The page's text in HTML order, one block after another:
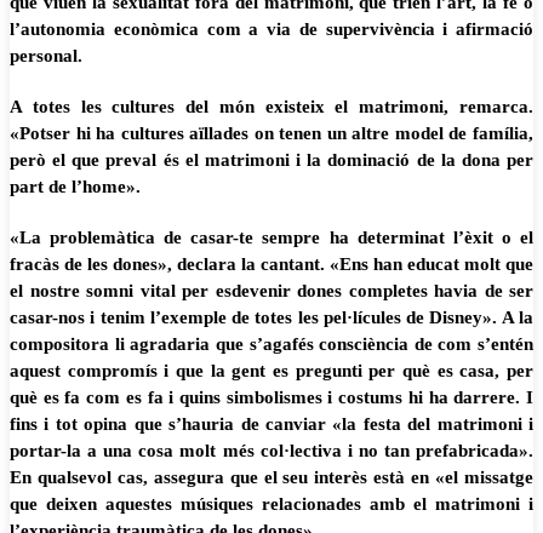
l’autonomia econòmica com a via de supervivència i afirmació
personal.
A totes les cultures del món existeix el matrimoni, remarca.
«Potser hi ha cultures aïllades on tenen un altre model de família,
però el que preval és el matrimoni i la dominació de la dona per
part de l’home».
«La problemàtica de casar-te sempre ha determinat l’èxit o el
fracàs de les dones», declara la cantant. «Ens han educat molt que
el nostre somni vital per esdevenir dones completes havia de ser
casar-nos i tenim l’exemple de totes les pel·lícules de Disney». A la
compositora li agradaria que s’agafés consciència de com s’entén
aquest compromís i que la gent es pregunti per què es casa, per
què es fa com es fa i quins simbolismes i costums hi ha darrere. I
fins i tot opina que s’hauria de canviar «la festa del matrimoni i
portar-la a una cosa molt més col·lectiva i no tan prefabricada».
En qualsevol cas, assegura que el seu interès està en «el missatge
que deixen aquestes músiques relacionades amb el matrimoni i